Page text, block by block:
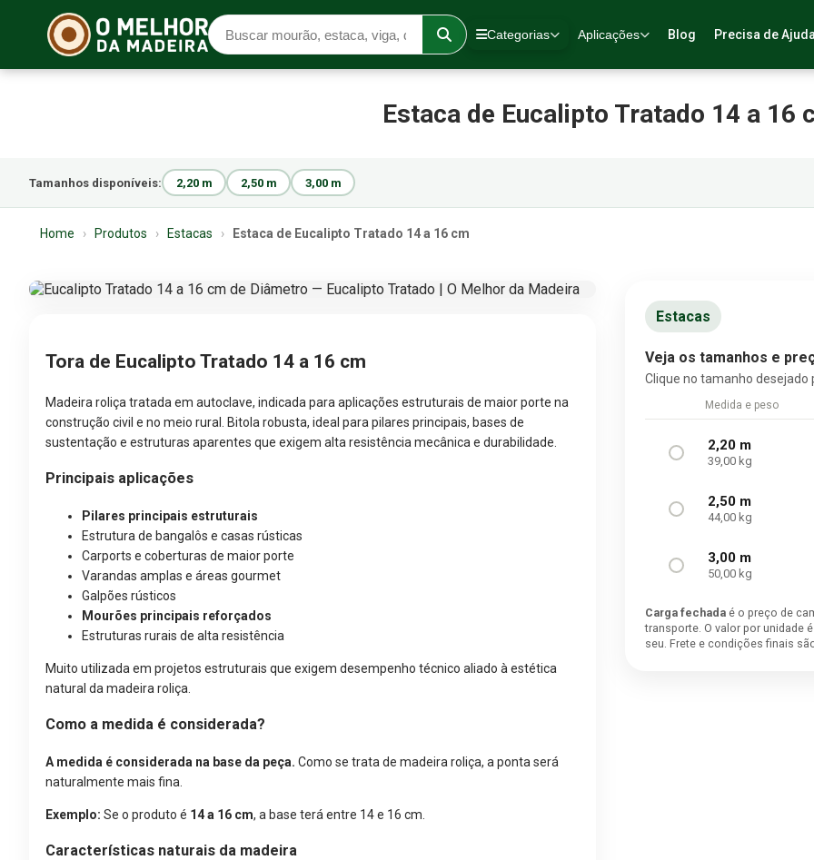
Categorias Aplicações Blog Precisa de
Estaca de Eucalipto Tratado 14 a 16
Tamanhos disponíveis: 2,20 m 2,50 m 3,00 m
Home › Produtos › Estacas › Estaca de Eucalipto Tratado 14 a 16 cm
Tora de Eucalipto Tratado 14 a 16 cm
Madeira roliça tratada em autoclave, indicada para aplicações estruturais de maior porte na
construção civil e no meio rural. Bitola robusta, ideal para pilares principais, bases de
sustentação e estruturas aparentes que exigem alta resistência mecânica e durabilidade.
Principais aplicações
Pilares principais estruturais
Estrutura de bangalôs e casas rústicas
Carports e coberturas de maior porte
Varandas amplas e áreas gourmet
Galpões rústicos
Mourões principais reforçados
Estruturas rurais de alta resistência
Muito utilizada em projetos estruturais que exigem desempenho técnico aliado à estética
natural da madeira roliça.
Como a medida é considerada?
A medida é considerada na base da peça. Como se trata de madeira roliça, a ponta será
naturalmente mais fina.
Exemplo: Se o produto é 14 a 16 cm, a base terá entre 14 e 16 cm.
Características naturais da madeira
Estacas
Veja os tamanhos e
Clique no tamanho
Medida e peso
2,20 m
39,00 kg
2,50 m
44,00 kg
3,00 m
50,00 kg
Carga fechada é o preço de
transporte. O valor por unidade
seu. Frete e condições finais